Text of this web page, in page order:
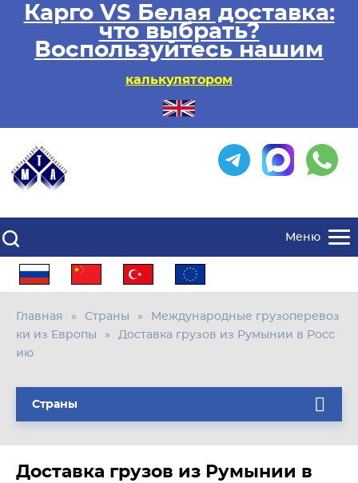
Карго VS Белая доставка:
что выбрать?
Воспользуйтесь нашим
калькулятором
Меню
Главная Страны
Международные грузоперевоз
ки из Европы
Доставка грузов из Румынии в Росс
ию
Страны
Доставка грузов из Румынии в